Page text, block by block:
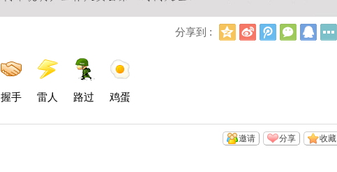
分享到 :
Q
新
浪
腾
讯
微
信
Q
握手 雷人 路过 鸡蛋
收藏
分享
邀请